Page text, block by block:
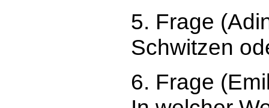
5. Frage
Schwitzen
6. Frage